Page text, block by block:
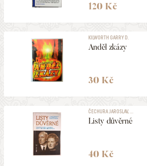
120 Kč
KILWORTH GARRY D.
Anděl zkázy
30 Kč
ČECHURA JAROSLAV, ...
Listy důvěrné
40 Kč